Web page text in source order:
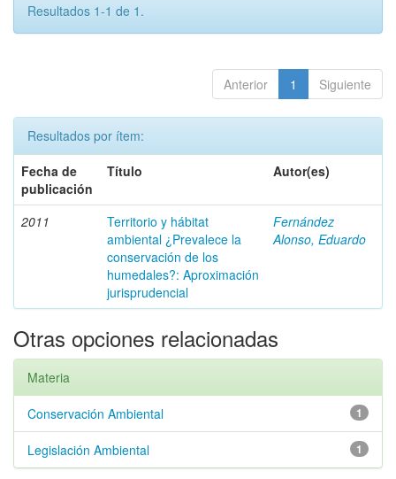
Resultados 1-1 de 1.
Anterior 1 Siguiente
Resultados por ítem:
Fecha de
publicación
Título Autor(es)
2011
Territorio y hábitat
ambiental ¿Prevalece la
conservación de los
humedales?: Aproximación
jurisprudencial
Fernández
Alonso, Eduardo
Otras opciones relacionadas
Materia
1
Conservación Ambiental
1
Legislación Ambiental